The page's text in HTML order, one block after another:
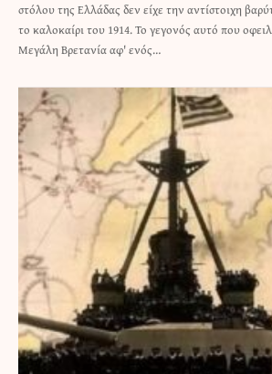
στόλου της Ελλάδας δεν είχε την αντίστοιχη
το καλοκαίρι του 1914. Το γεγονός αυτό που
Μεγάλη Βρετανία αφ' ενός…